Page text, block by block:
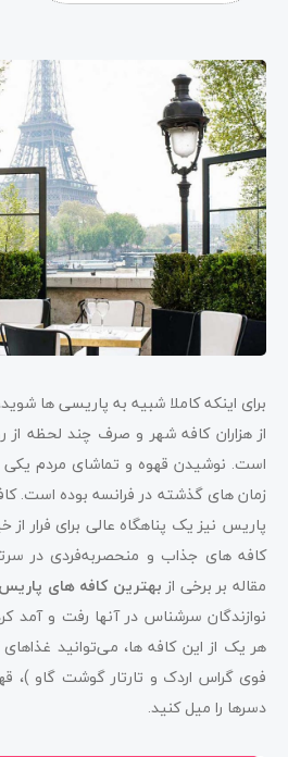
13. Odette
14. Le Consulat, Montmartre
برای اینکه کاملا شبیه به پاریسی ها
از هزاران کافه شهر و صرف چند لحظه از
است. نوشیدن قهوه و تماشای مردم
زمان های گذشته در فرانسه بوده است.
پاریس نیز یک پناهگاه عالی برای
کافه های جذاب و منحصربه‌فردی در
مقاله بر برخی ازبهترین کافه های پاریس
نوازندگان سرشناس در آنها رفت و آمد
هر یک از این کافه ها، می‌توانید
فوی گراس اردک و تارتار گوشت گاو )،
دسرها را میل کنید.